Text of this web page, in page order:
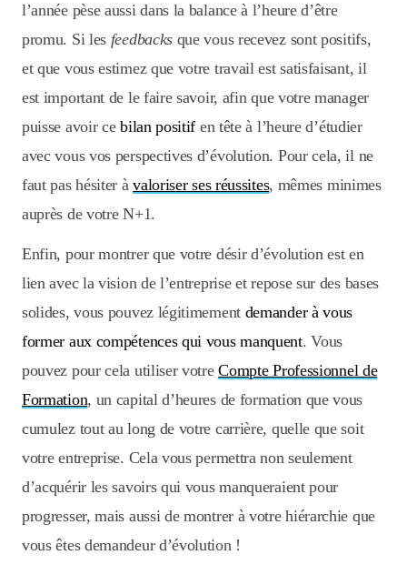
l’année pèse aussi dans la balance à l’heure d’être
promu. Si les feedbacks que vous recevez sont positifs,
et que vous estimez que votre travail est satisfaisant, il
est important de le faire savoir, afin que votre manager
puisse avoir cebilan positif en tête à l’heure d’étudier
avec vous vos perspectives d’évolution. Pour cela, il ne
faut pas hésiter àvaloriser ses réussites, mêmes minimes
auprès de votre N+1.
Enfin, pour montrer que votre désir d’évolution est en
lien avec la vision de l’entreprise et repose sur des bases
solides, vous pouvez légitimement demander à vous
former aux compétences qui vous manquent. Vous
pouvez pour cela utiliser votreCompte Professionnel de
Formation, un capital d’heures de formation que vous
cumulez tout au long de votre carrière, quelle que soit
votre entreprise. Cela vous permettra non seulement
d’acquérir les savoirs qui vous manqueraient pour
progresser, mais aussi de montrer à votre hiérarchie que
vous êtes demandeur d’évolution !